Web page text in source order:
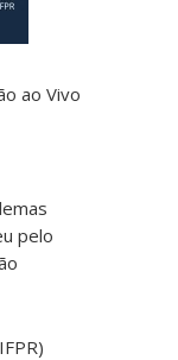
ao Vivo
pelo